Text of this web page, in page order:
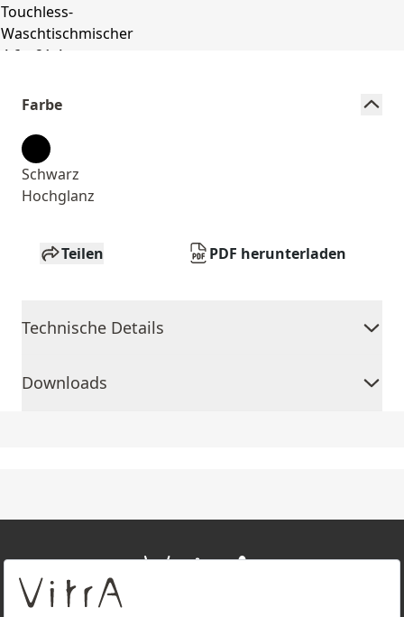
Farbe
Schwarz
Hochglanz
Teilen PDF herunterladen
Technische Details
Downloads